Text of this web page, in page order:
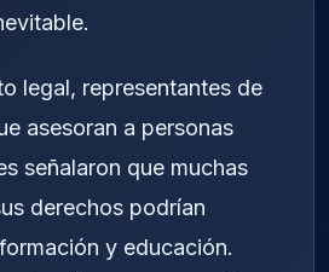
legal, representantes de
asesoran a personas
señalaron que muchas
derechos podrían
y educación.